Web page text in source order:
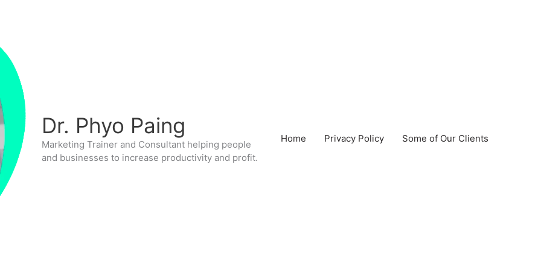
Dr. Phyo Paing
Marketing Trainer and Consultant helping people
and businesses to increase productivity and profit.
Home Privacy Policy Some of Our Clients